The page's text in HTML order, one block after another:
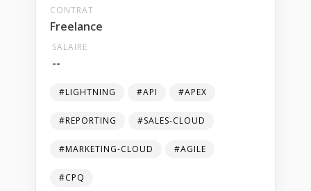
CONTRAT
Freelance
SALAIRE
--
#LIGHTNING #API #APEX
#REPORTING #SALES-CLOUD
#MARKETING-CLOUD #AGILE
#CPQ